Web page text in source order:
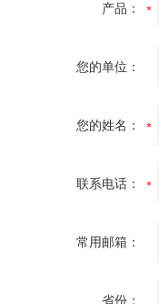
产品：
您的单位：
您的姓名：
联系电话：
常用邮箱：
省份：